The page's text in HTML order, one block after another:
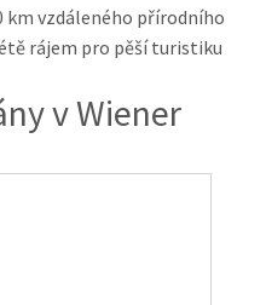
km vzdáleného přírodního
rájem pro pěší turistiku
v Wiener